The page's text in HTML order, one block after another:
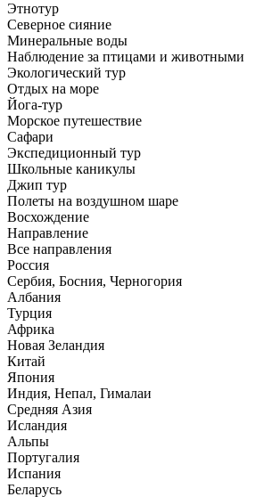
Этнотур
Северное сияние
Минеральные воды
Наблюдение за птицами и животными
Экологический тур
Отдых на море
Йога-тур
Морское путешествие
Сафари
Экспедиционный тур
Школьные каникулы
Джип тур
Полеты на воздушном шаре
Восхождение
Направлениe
Все направления
Россия
Сербия, Босния, Черногория
Албания
Турция
Африка
Новая Зеландия
Китай
Япония
Индия, Непал, Гималаи
Средняя Азия
Исландия
Альпы
Португалия
Испания
Беларусь